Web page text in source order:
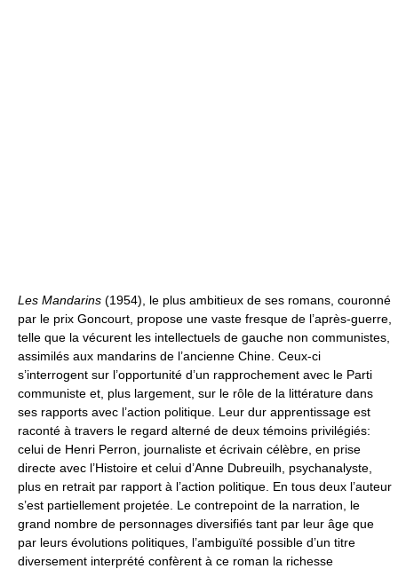
Les Mandarins (1954), le plus ambitieux de ses romans, couronné
par le prix Goncourt, propose une vaste fresque de l’après-guerre,
telle que la vécurent les intellectuels de gauche non communistes,
assimilés aux mandarins de l’ancienne Chine. Ceux-ci
s’interrogent sur l’opportunité d’un rapprochement avec le Parti
communiste et, plus largement, sur le rôle de la littérature dans
ses rapports avec l’action politique. Leur dur apprentissage est
raconté à travers le regard alterné de deux témoins privilégiés:
celui de Henri Perron, journaliste et écrivain célèbre, en prise
directe avec l’Histoire et celui d’Anne Dubreuilh, psychanalyste,
plus en retrait par rapport à l’action politique. En tous deux l’auteur
s’est partiellement projetée. Le contrepoint de la narration, le
grand nombre de personnages diversifiés tant par leur âge que
par leurs évolutions politiques, l’ambiguïté possible d’un titre
diversement interprété confèrent à ce roman la richesse